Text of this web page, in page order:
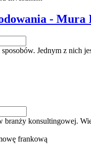
- Mura
Jednym z nich
konsultingowej.